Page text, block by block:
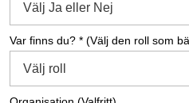
Var finns du? * (Välj den roll som